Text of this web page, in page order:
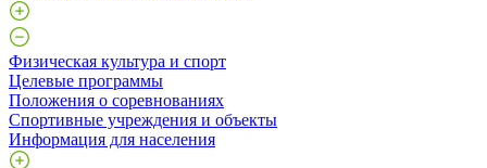
Физическая культура и спорт
Целевые программы
Положения о соревнованиях
Спортивные учреждения и объекты
Информация для населения